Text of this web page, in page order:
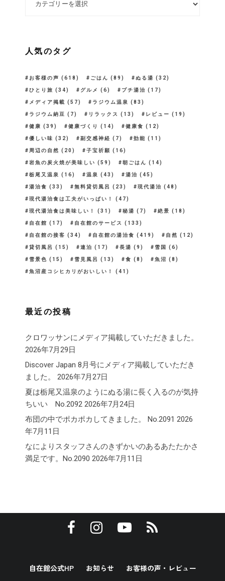
人気のタグ
お客様の声 (618) ごはん (89) ぬる湯 (32)
ひとり旅 (34) グルメ (6) プチ湯治 (17)
メディア掲載 (57) ラジウム温泉 (83)
ラジウム納豆 (7) リラックス (13) レビュー (19)
健康 (39) 健康づくり (14) 健康食 (12)
優しい味 (32) 副交感神経 (7) 効能 (11)
周辺の自然 (20) 子宝祈願 (16)
岩魚の炭火焼が美味しい (59) 朝ごはん (14)
栃尾又温泉 (16) 温泉 (43) 湯治 (45)
湯治食 (33) 無料貸切風呂 (23) 現代湯治 (48)
現代湯治食は工夫がいっぱい！ (47)
現代湯治食は美味しい！ (31) 秘湯 (7) 絶景 (18)
自在館 (17) 自在館のサービス (133)
自在館の接客 (34) 自在館の湯治食 (419) 自然 (12)
貸切風呂 (15) 連泊 (17) 長湯 (9) 雪国 (6)
雪景色 (15) 雪見風呂 (13) 食 (8) 魚沼 (8)
魚沼産コシヒカリがおいしい！ (41)
最近の投稿
クロワッサンにメディア掲載していただきました。
2026年7月29日
Discover Japan 8月号にメディア掲載していただき
ました。
2026年7月27日
夏は栃尾又温泉のようにぬる湯に長く入るのが気持
ちいい No.2092 2026年7月24日
布団の中でポカポカしてきました。 No.2091 2026
年7月11日
なによりスタッフさんのきずかいのあるあたたかさ
満足です。No.2090 2026年7月11日
自在館公式HP お知らせ お客様の声・レビュー